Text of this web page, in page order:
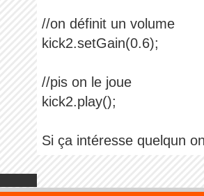
//on définit un volume
kick2.setGain(0.6);
//pis on le joue
kick2.play();
Si ça intéresse quelqun